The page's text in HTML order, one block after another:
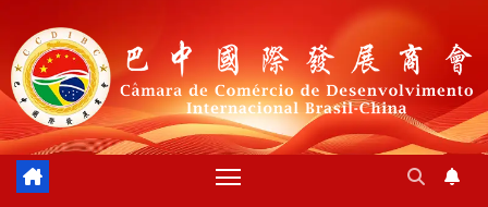
内